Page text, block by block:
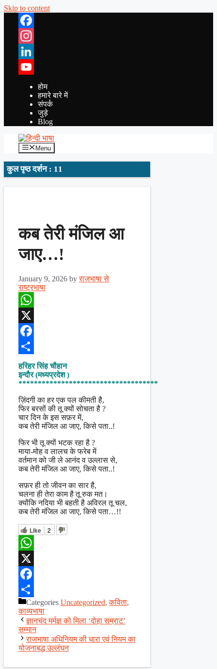
Skip to content
Facebook
Instagram
LinkedIn
YouTube
होम
हमारे बारे में
संपर्क
जुड़े
Blog
Menu
कुल पृष्ठ दर्शन : 11
कब तेरी मंजिल आ
जाए…!
January 9, 2026 byराजभाषा से
राष्ट्रभाषा
WhatsApp
X
Facebook
Share
हरिहर सिंह चौहान
इन्दौर (मध्यप्रदेश )
************************************
ज़िंदगी का हर एक पल कीमती है,
फिर बरसों की तू क्यों सोचता है ?
चार दिन के इस सफ़र में,
कब तेरी मंजिल आ जाए, किसे पता..!
फिर भी तू क्यों भटक रहा है ?
माया-मोह व लालच के फरेब में
वर्तमान को जी ले आनंद व उल्लास से,
कब तेरी मंजिल आ जाए, किसे पता..!
सफ़र ही तो जीवन का सार है,
चलना ही तेरा काम है तू रुक मत।
क्योंकि नदिया भी बहती है अविरल तू चल,
कब तेरी मंजिल आ जाए, किसे पता…!!
Like 2
WhatsApp
X
Facebook
ShareCategories Uncategorized,कविता,
काव्यभाषा
ज्ञानचंद मर्मज्ञ को मिला ‘दोहा सम्राट’
सम्मान
राजभाषा अधिनियम की धारा एवं नियम का
योजनाबद्ध उल्लंघन